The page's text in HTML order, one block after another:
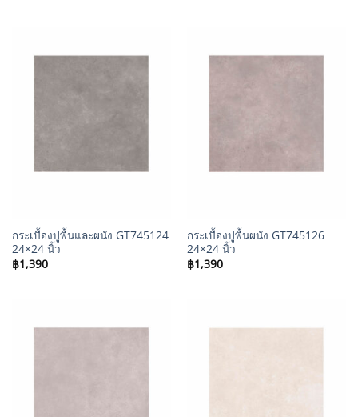
กระเบื้องปูพื้นและผนัง GT745124
24×24 นิ้ว
฿1,390
กระเบื้องปูพื้นผนัง GT745126
24×24 นิ้ว
฿1,390